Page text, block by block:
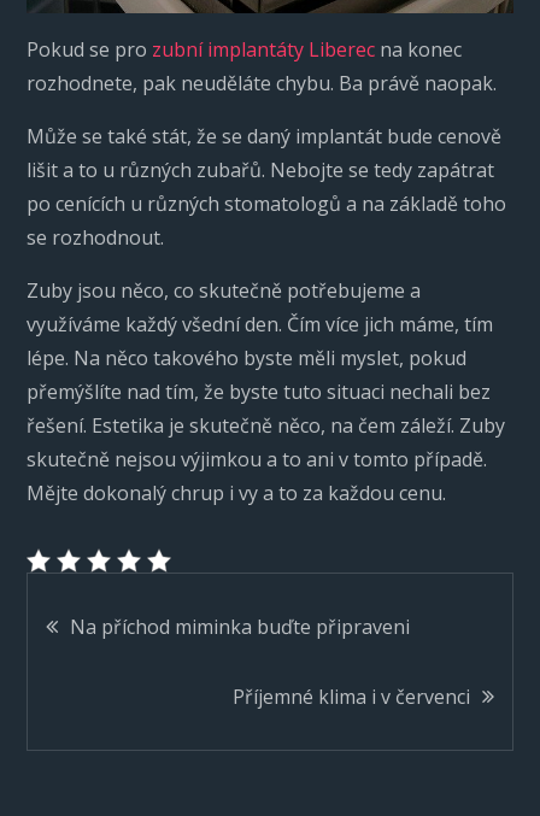
Pokud se pro zubní implantáty Liberec na konec
rozhodnete, pak neuděláte chybu. Ba právě naopak.
Může se také stát, že se daný implantát bude cenově
lišit a to u různých zubařů. Nebojte se tedy zapátrat
po cenících u různých stomatologů a na základě toho
se rozhodnout.
Zuby jsou něco, co skutečně potřebujeme a
využíváme každý všední den. Čím více jich máme, tím
lépe. Na něco takového byste měli myslet, pokud
přemýšlíte nad tím, že byste tuto situaci nechali bez
řešení. Estetika je skutečně něco, na čem záleží. Zuby
skutečně nejsou výjimkou a to ani v tomto případě.
Mějte dokonalý chrup i vy a to za každou cenu.
Navigace
příspěvek
Na příchod miminka buďte připraveni
Příjemné klima i v červenci